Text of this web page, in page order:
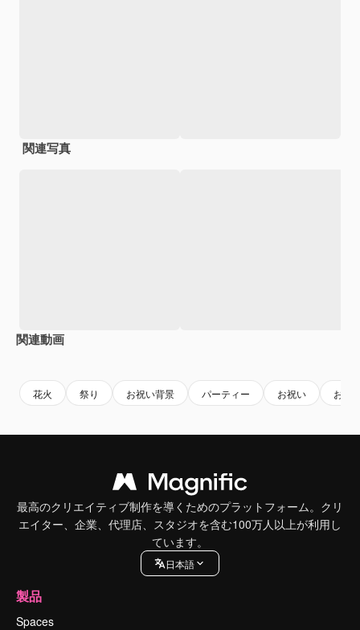
関連写真
関連動画
花火 祭り お祝い背景 パーティー お祝い お祭
最高のクリエイティブ制作を導くためのプラットフォーム。クリ
エイター、企業、代理店、スタジオを含む100万人以上が利用し
ています。
日本語
製品
Spaces